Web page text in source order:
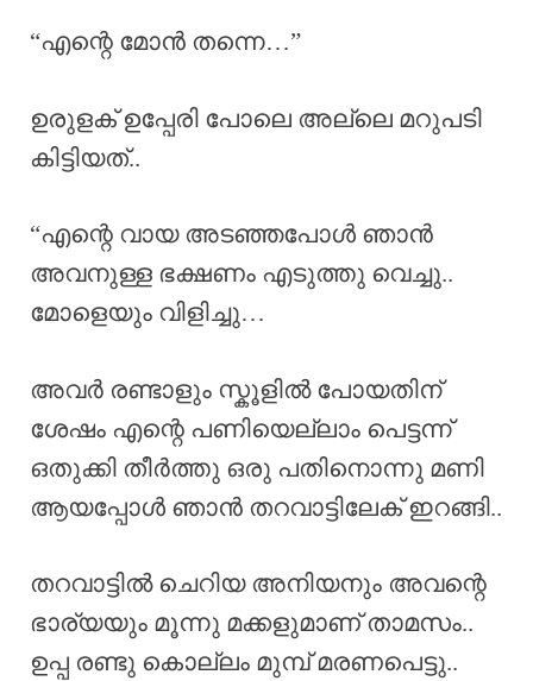
“എന്റെ മോൻ തന്നെ…”
ഉരുളക് ഉപ്പേരി പോലെ അല്ലെ മറുപടി
കിട്ടിയത്..
“എന്റെ വായ അടഞ്ഞപോൾ ഞാൻ
അവനുള്ള ഭക്ഷണം എടുത്തു വെച്ചു..
മോളെയും വിളിച്ചു…
അവർ രണ്ടാളും സ്കൂളിൽ പോയതിന്
ശേഷം എന്റെ പണിയെല്ലാം പെട്ടന്ന്
ഒതുക്കി തീർത്തു ഒരു പതിനൊന്നു മണി
ആയപ്പോൾ ഞാൻ തറവാട്ടിലേക് ഇറങ്ങി..
തറവാട്ടിൽ ചെറിയ അനിയനും അവന്റെ
ഭാര്യയും മൂന്നു മക്കളുമാണ് താമസം..
ഉപ്പ രണ്ടു കൊല്ലം മുമ്പ് മരണപെട്ടു..